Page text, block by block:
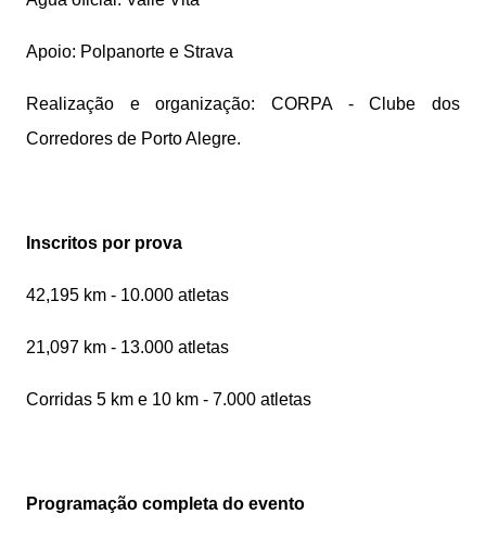
Apoio: Polpanorte e Strava
Realização e organização: CORPA - Clube dos
Corredores de Porto Alegre.
Inscritos por prova
42,195 km - 10.000 atletas
21,097 km - 13.000 atletas
Corridas 5 km e 10 km - 7.000 atletas
Programação completa do evento